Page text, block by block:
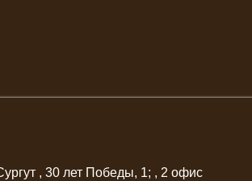
, 30 лет Победы, 1; , 2 офис